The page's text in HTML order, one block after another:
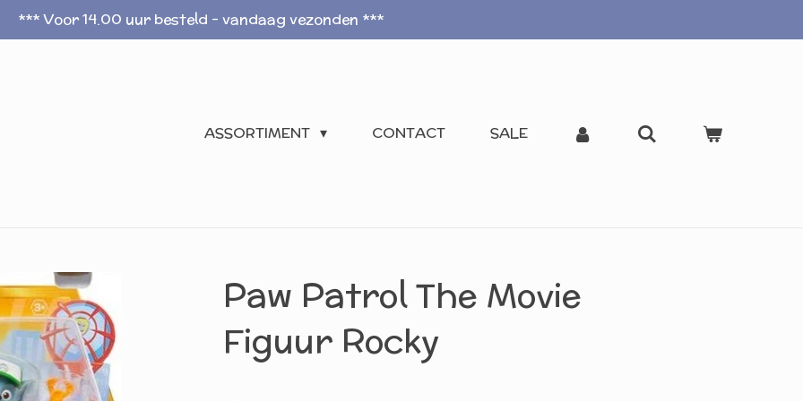
*** Voor 14.00 uur besteld - vandaag vezonden ***
ASSORTIMENT CONTACT SALE
Paw Patrol The Movie
Figuur Rocky